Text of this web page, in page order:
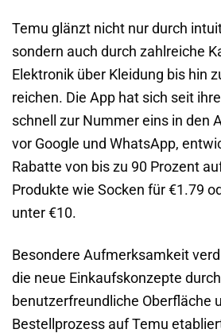
Temu glänzt nicht nur durch
sondern auch durch zahlreiche
Elektronik über Kleidung bis hin
reichen. Die App hat sich seit
schnell zur Nummer eins in den
vor Google und WhatsApp,
Rabatte von bis zu 90 Prozent
Produkte wie Socken für €1.79
unter €10.
Besondere Aufmerksamkeit
die neue Einkaufskonzepte
benutzerfreundliche Oberfläche
Bestellprozess auf Temu